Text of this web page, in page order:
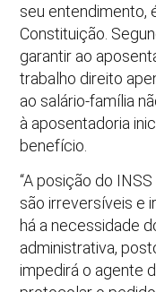
seu entendimento,
Constituição.
garantir ao
trabalho direito
ao salário-família
à aposentadoria
benefício.
“A posição do
são irreversíveis e
há a necessidade
administrativa,
impedirá o agente